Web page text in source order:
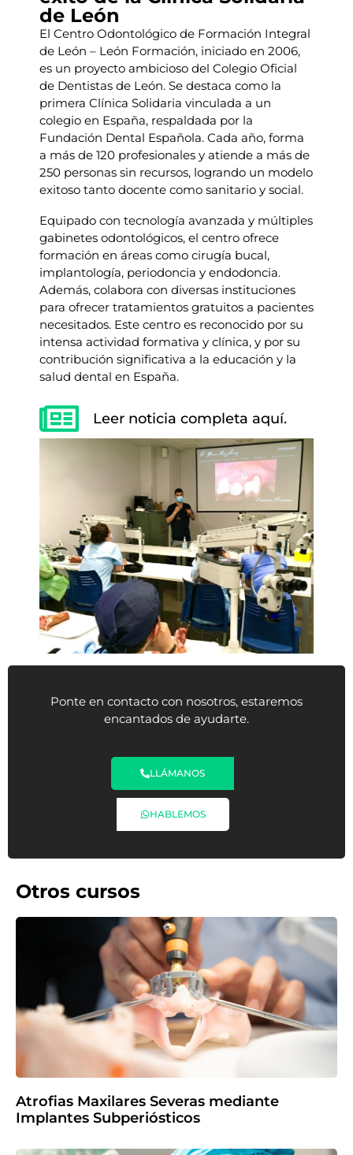
de León
El Centro Odontológico de Formación Integral
de León – León Formación, iniciado en 2006,
es un proyecto ambicioso del Colegio Oficial
de Dentistas de León. Se destaca como la
primera Clínica Solidaria vinculada a un
colegio en España, respaldada por la
Fundación Dental Española. Cada año, forma
a más de 120 profesionales y atiende a más de
250 personas sin recursos, logrando un modelo
exitoso tanto docente como sanitario y social.
Equipado con tecnología avanzada y múltiples
gabinetes odontológicos, el centro ofrece
formación en áreas como cirugía bucal,
implantología, periodoncia y endodoncia.
Además, colabora con diversas instituciones
para ofrecer tratamientos gratuitos a pacientes
necesitados. Este centro es reconocido por su
intensa actividad formativa y clínica, y por su
contribución significativa a la educación y la
salud dental en España.
Leer noticia completa aquí.
Ponte en contacto con nosotros, estaremos
encantados de ayudarte.
LLÁMANOS
HABLEMOS
Otros cursos
Atrofias Maxilares Severas mediante
Implantes Subperiósticos